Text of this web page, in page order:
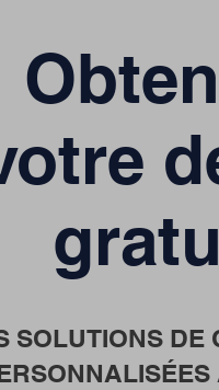
SOLUTIONS DE